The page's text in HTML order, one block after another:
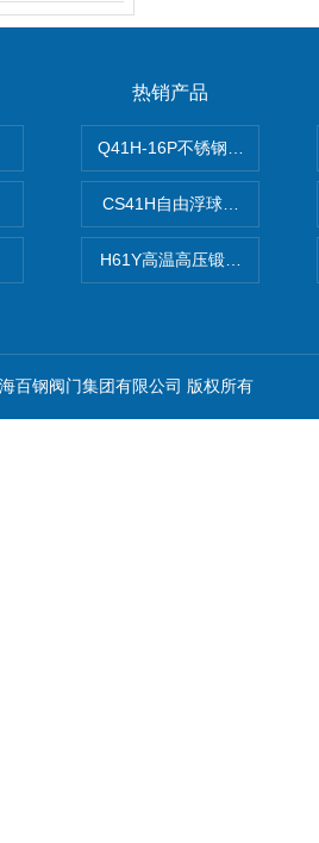
热销产品
Q41H-16P不锈钢硬密封球阀
CS41H自由浮球式蒸汽疏水
H61Y高温高压锻钢止回阀
百钢阀门集团有限公司 版权所有